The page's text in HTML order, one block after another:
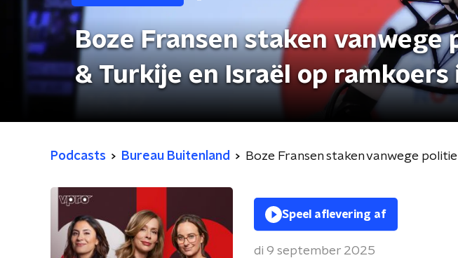
Boze Fransen staken
& Turkije en Israël op ramkoers
Podcasts Bureau Buitenland Boze Fransen staken vanwege
Speel aflevering af
di 9 september 2025